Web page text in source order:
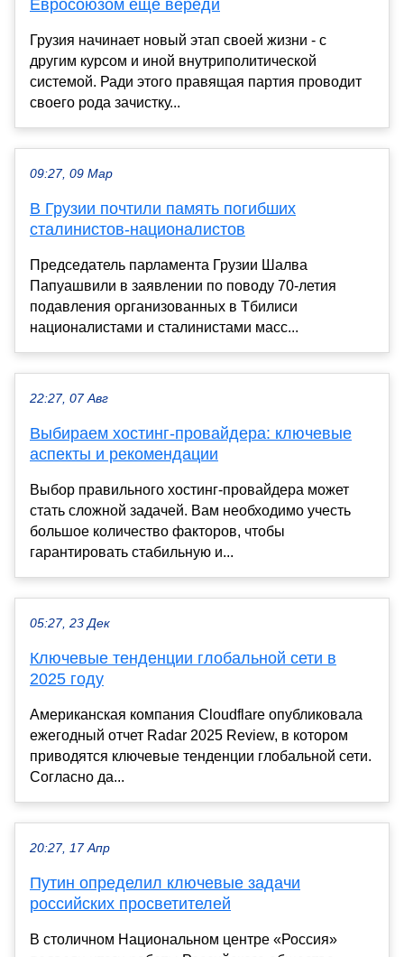
Евросоюзом еще вереди
Грузия начинает новый этап своей жизни - с
другим курсом и иной внутриполитической
системой. Ради этого правящая партия проводит
своего рода зачистку...
09:27, 09 Мар
В Грузии почтили память погибших
сталинистов-националистов
Председатель парламента Грузии Шалва
Папуашвили в заявлении по поводу 70-летия
подавления организованных в Тбилиси
националистами и сталинистами масс...
22:27, 07 Авг
Выбираем хостинг-провайдера: ключевые
аспекты и рекомендации
Выбор правильного хостинг-провайдера может
стать сложной задачей. Вам необходимо учесть
большое количество факторов, чтобы
гарантировать стабильную и...
05:27, 23 Дек
Ключевые тенденции глобальной сети в
2025 году
Американская компания Cloudflare опубликовала
ежегодный отчет Radar 2025 Review, в котором
приводятся ключевые тенденции глобальной сети.
Согласно да...
20:27, 17 Апр
Путин определил ключевые задачи
российских просветителей
В столичном Национальном центре «Россия»